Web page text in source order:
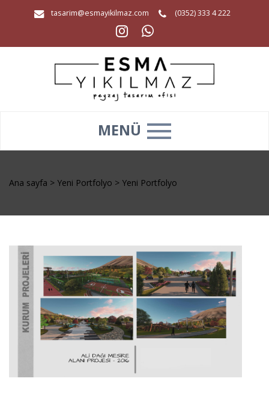
tasarim@esmayikilmaz.com (0352) 333 4 222
MENÜ
Ana sayfa > Yeni Portfolyo > Yeni Portfolyo